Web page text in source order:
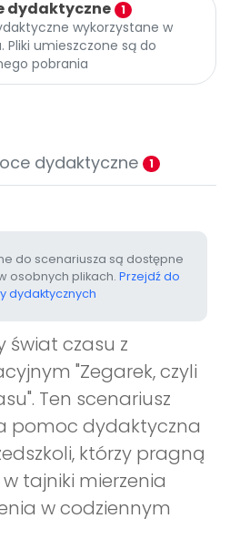
dydaktyczne 1
wykorzystane w
Pliki umieszczone są do
pobrania
dydaktyczne 1
do scenariusza są dostępne
osobnych plikach. Przejdź do
dydaktycznych
świat czasu z
"Zegarek, czyli
Ten scenariusz
pomoc dydaktyczna
którzy pragną
tajniki mierzenia
w codziennym